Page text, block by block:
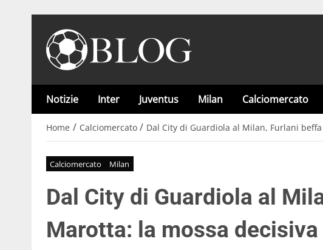
Notizie Inter Juventus Milan Calciomercato
Home / Calciomercato / Dal City di Guardiola al Milan, Furlani
Calciomercato Milan
Dal City di Guardiola al
Marotta: la mossa